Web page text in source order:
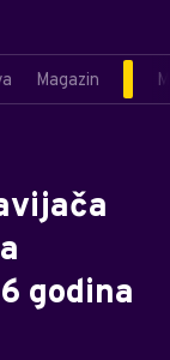
Magazin
godina